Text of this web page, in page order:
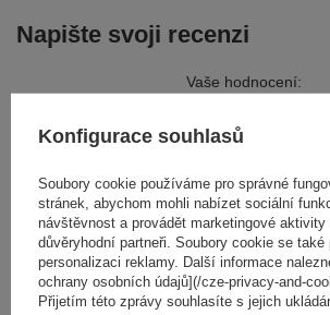
Napište svoji recenzi
Vaše hodnocení:
Obsah vašeho názoru
Přidejte vlastní obrázek produktu:
Konfigurace souhlasů
Soubory cookie používáme pro správné
stránek, abychom mohli nabízet sociální
návštěvnost a provádět marketingové
důvěryhodní partneři. Soubory cookie se
personalizaci reklamy. Další informace
ochrany osobních údajů](/cze-privacy-and-
Přijetím této zprávy souhlasíte s jejich